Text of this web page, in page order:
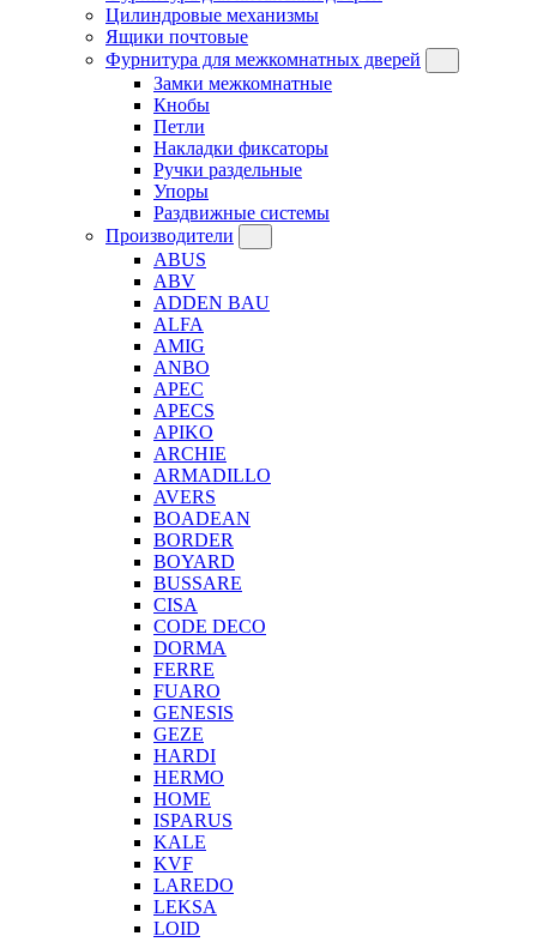
Цилиндровые механизмы
Ящики почтовые
Фурнитура для межкомнатных дверей
Замки межкомнатные
Кнобы
Петли
Накладки фиксаторы
Ручки раздельные
Упоры
Раздвижные системы
Производители
ABUS
ABV
ADDEN BAU
ALFA
AMIG
ANBO
APEC
APECS
APIKO
ARCHIE
ARMADILLO
AVERS
BOADEAN
BORDER
BOYARD
BUSSARE
CISA
CODE DECO
DORMA
FERRE
FUARO
GENESIS
GEZE
HARDI
HERMO
HOMЕ
ISPARUS
KALE
KVF
LAREDO
LEKSA
LOID